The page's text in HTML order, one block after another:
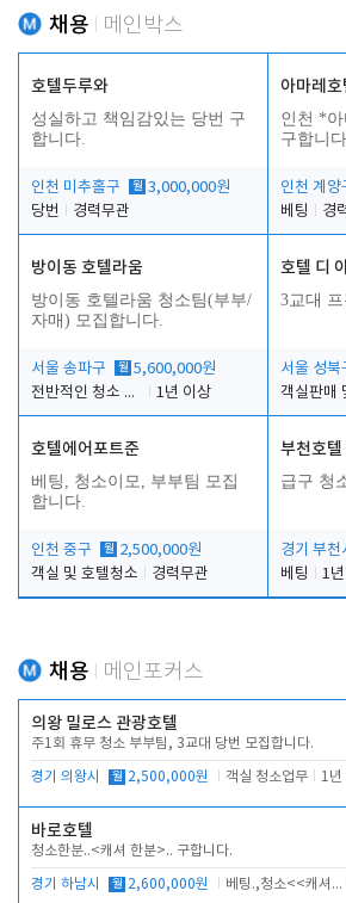
채용 메인박스
호텔두루와
성실하고 책임감있는 당번 구
합니다.
인천 미추홀구 월 3,000,000원
당번
경력무관
아마레호
인천 *
구합니
인천 계양
베팅
경
방이동 호텔라움
방이동 호텔라움 청소팀(부부/
자매) 모집합니다.
서울 송파구 월 5,600,000원
전반적인 청소 업무(객실청소.객실정리)
1년 이상
호텔 디
3교대
서울 성북
호텔에어포트준
베팅, 청소이모, 부부팀 모집
합니다.
인천 중구 월 2,500,000원
객실 및 호텔청소
경력무관
부천호텔
급구 청
경기 부천
베팅
1
채용 메인포커스
의왕 밀로스 관광호텔
주1회 휴무 청소 부부팀, 3교대 당번 모집합니다.
경기 의왕시 월 2,500,000원 객실 청소업무 1년
바로호텔
청소한분..<캐셔 한분>.. 구합니다.
경기 하남시 월 2,600,000원 베팅.,청소<<캐셔 모셔봅니다.